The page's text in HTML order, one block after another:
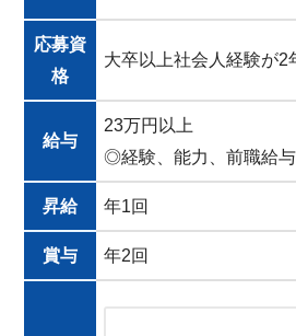
応募資
格
大卒以上社会人経験が2
給与
23万円以上
◎経験、能力、前職給
昇給 年1回
賞与 年2回